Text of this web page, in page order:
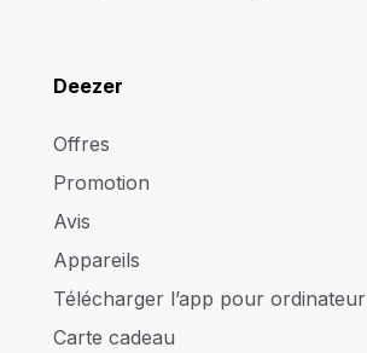
Deezer
Offres
Promotion
Avis
Appareils
Télécharger l’app pour ordinateur
Carte cadeau